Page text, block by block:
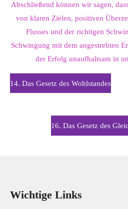
Abschließend können wir sagen,
von klaren Zielen, positiven
Flusses und der richtigen
Schwingung mit dem angestrebten
der Erfolg unaufhaltsam in
14. Das Gesetz des Wohlstandes
16. Das Gesetz des
Wichtige Links